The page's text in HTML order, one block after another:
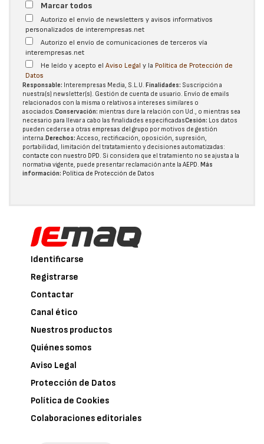
Marcar todos
Autorizo el envío de newsletters y avisos informativos
personalizados de interempresas.net
Autorizo el envío de comunicaciones de terceros vía
interempresas.net
He leído y acepto el Aviso Legal y la Política de Protección de
Datos
Responsable: Interempresas Media, S.L.U. Finalidades: Suscripción a
nuestra(s) newsletter(s). Gestión de cuenta de usuario. Envío de emails
relacionados con la misma o relativos a intereses similares o
asociados.Conservación: mientras dure la relación con Ud., o mientras sea
necesario para llevar a cabo las finalidades especificadasCesión: Los datos
pueden cederse a otras empresas del grupo por motivos de gestión
interna.Derechos: Acceso, rectificación, oposición, supresión,
portabilidad, limitación del tratatamiento y decisiones automatizadas:
contacte con nuestro DPD. Si considera que el tratamiento no se ajusta a la
normativa vigente, puede presentar reclamación ante la AEPD. Más
información: Política de Protección de Datos
Identificarse
Registrarse
Contactar
Canal ético
Nuestros productos
Quiénes somos
Aviso Legal
Protección de Datos
Política de Cookies
Colaboraciones editoriales